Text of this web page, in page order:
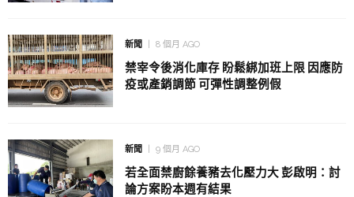
新聞 8 個月 AGO
禁宰令後消化庫存 盼鬆綁加班上限 因應防
疫或產銷調節 可彈性調整例假
新聞 9 個月 AGO
若全面禁廚餘養豬去化壓力大 彭啟明：討
論方案盼本週有結果